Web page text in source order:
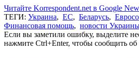
Читайте Korrespondent.net в Google
ТЕГИ: Украина, ЕС, Беларусь,
Финансовая помощь, новости
Если вы заметили ошибку, выделите
нажмите Ctrl+Enter, чтобы сообщить об